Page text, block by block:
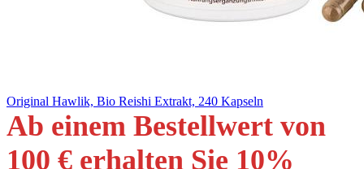
Original Hawlik, Bio Reishi Extrakt, 240 Kapseln
Ab einem Bestellwert von
100 € erhalten Sie 10%